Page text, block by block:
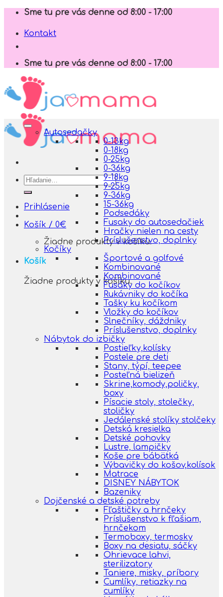
Skip
content
Sme tu pre vás denne od 8:00 - 17:00
Kontakt
Sme tu pre vás denne od 8:00 - 17:00
Hľadať:
Prihlásenie
Košík / 0€
Žiadne produkty v košíku.
Košík
Žiadne produkty v košíku.
Autosedačky
0-13kg
0-18kg
0-25kg
0-36kg
9-18kg
9-25kg
9-36kg
15-36kg
Podsedáky
Fusaky do autosedačiek
Hračky nielen na cesty
Príslušenstvo, doplnky
Kočíky
Športové a golfové
Kombinované
Kombinované
Fusáky do kočíkov
Rukávniky do kočíka
Tašky ku kočíkom
Vložky do kočíkov
Slnečníky, dáždniky
Príslušenstvo, doplnky
Nábytok do izbičky
Postieľky,kolísky
Postele pre deti
Stany, týpí, teepee
Posteľná bielizeň
Skrine,komody,poličky,
boxy
Písacie stoly, stolečky,
stoličky
Jedálenské stolíky stolčeky
Detská kresielka
Detské pohovky
Lustre, lampičky
Koše pre bábätká
Výbavičky do košov,kolísok
Matrace
DISNEY NÁBYTOK
Bazeniky
Dojčenské a detské potreby
Fľaštičky a hrnčeky
Príslušenstvo k fľašiam,
hrnčekom
Termoboxy, termosky
Boxy na desiatu, sáčky
Ohrievace lahvi,
sterilizatory
Taniere, misky, príbory
Cumlíky, retiazky na
cumlíky